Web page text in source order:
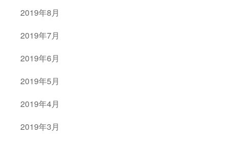
2019年8月
2019年7月
2019年6月
2019年5月
2019年4月
2019年3月